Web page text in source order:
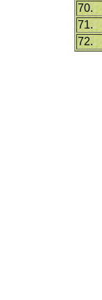
70.
71.
72.